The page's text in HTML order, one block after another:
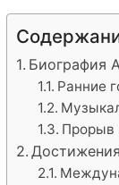
Биография
Ранние
Прорыв